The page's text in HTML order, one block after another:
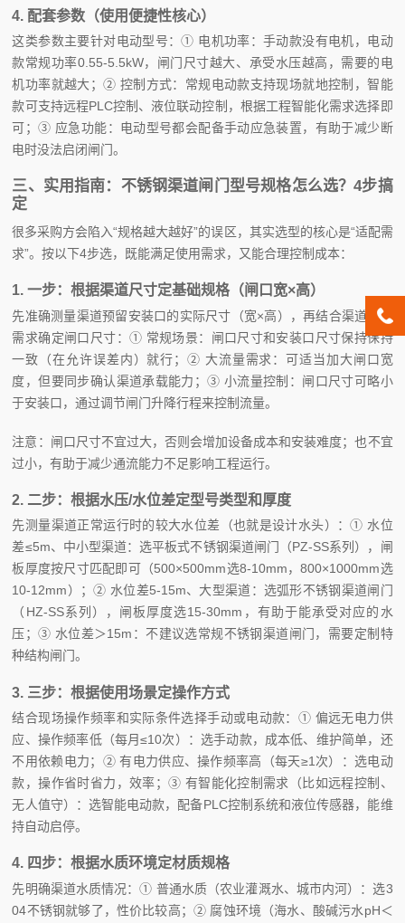
4. 配套参数（使用便捷性核心）
这类参数主要针对电动型号：① 电机功率：手动款没有电机，电动
款常规功率0.55-5.5kW，闸门尺寸越大、承受水压越高，需要的电
机功率就越大；② 控制方式：常规电动款支持现场就地控制，智能
款可支持远程PLC控制、液位联动控制，根据工程智能化需求选择即
可；③ 应急功能：电动型号都会配备手动应急装置，有助于减少断
电时没法启闭闸门。
三、实用指南：不锈钢渠道闸门型号规格怎么选？4步搞
定
很多采购方会陷入“规格越大越好”的误区，其实选型的核心是“适配需
求”。按以下4步选，既能满足使用需求，又能合理控制成本：
1. 一步：根据渠道尺寸定基础规格（闸口宽×高）
先准确测量渠道预留安装口的实际尺寸（宽×高），再结合渠道通流
需求确定闸口尺寸：① 常规场景：闸口尺寸和安装口尺寸保持保持
一致（在允许误差内）就行；② 大流量需求：可适当加大闸口宽
度，但要同步确认渠道承载能力；③ 小流量控制：闸口尺寸可略小
于安装口，通过调节闸门升降行程来控制流量。
注意：闸口尺寸不宜过大，否则会增加设备成本和安装难度；也不宜
过小，有助于减少通流能力不足影响工程运行。
2. 二步：根据水压/水位差定型号类型和厚度
先测量渠道正常运行时的较大水位差（也就是设计水头）：① 水位
差≤5m、中小型渠道：选平板式不锈钢渠道闸门（PZ-SS系列），闸
板厚度按尺寸匹配即可（500×500mm选8-10mm，800×1000mm选
10-12mm）；② 水位差5-15m、大型渠道：选弧形不锈钢渠道闸门
（HZ-SS系列），闸板厚度选15-30mm，有助于能承受对应的水
压；③ 水位差＞15m：不建议选常规不锈钢渠道闸门，需要定制特
种结构闸门。
3. 三步：根据使用场景定操作方式
结合现场操作频率和实际条件选择手动或电动款：① 偏远无电力供
应、操作频率低（每月≤10次）：选手动款，成本低、维护简单，还
不用依赖电力；② 有电力供应、操作频率高（每天≥1次）：选电动
款，操作省时省力，效率；③ 有智能化控制需求（比如远程控制、
无人值守）：选智能电动款，配备PLC控制系统和液位传感器，能维
持自动启停。
4. 四步：根据水质环境定材质规格
先明确渠道水质情况：① 普通水质（农业灌溉水、城市内河）：选3
04不锈钢就够了，性价比较高；② 腐蚀环境（海水、酸碱污水pH＜